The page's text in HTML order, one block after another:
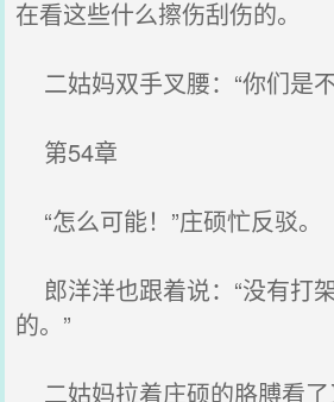
在看这些什么擦伤刮伤的。
二姑妈双手叉腰：“你们是
第54章
“怎么可能！”庄硕忙反驳。
郎洋洋也跟着说：“没有打
的。”
二姑妈拉着庄硕的胳膊看了